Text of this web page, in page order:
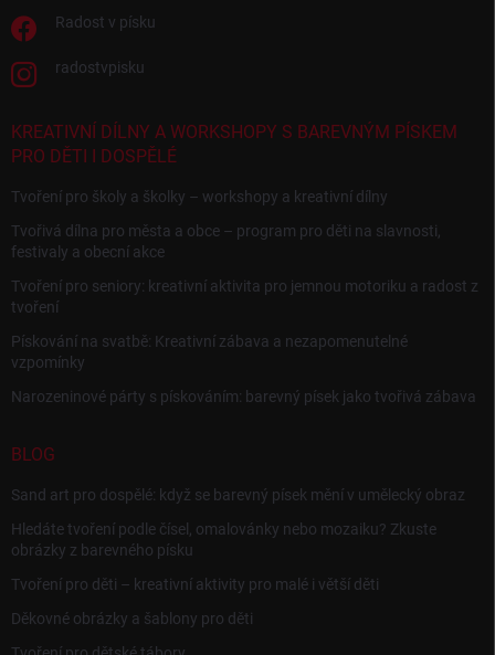
Radost v písku
radostvpisku
KREATIVNÍ DÍLNY A WORKSHOPY S BAREVNÝM PÍSKEM
PRO DĚTI I DOSPĚLÉ
Tvoření pro školy a školky – workshopy a kreativní dílny
Tvořivá dílna pro města a obce – program pro děti na slavnosti,
festivaly a obecní akce
Tvoření pro seniory: kreativní aktivita pro jemnou motoriku a radost z
tvoření
Pískování na svatbě: Kreativní zábava a nezapomenutelné
vzpomínky
Narozeninové párty s pískováním: barevný písek jako tvořivá zábava
BLOG
Sand art pro dospělé: když se barevný písek mění v umělecký obraz
Hledáte tvoření podle čísel, omalovánky nebo mozaiku? Zkuste
obrázky z barevného písku
Tvoření pro děti – kreativní aktivity pro malé i větší děti
Děkovné obrázky a šablony pro děti